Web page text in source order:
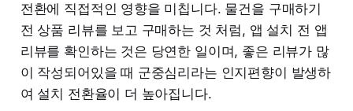
전환에 직접적인 영향을 미칩니다. 물건을 구매하기
전 상품 리뷰를 보고 구매하는 것 처럼, 앱 설치 전 앱
리뷰를 확인하는 것은 당연한 일이며, 좋은 리뷰가 많
이 작성되어있을 때 군중심리라는 인지편향이 발생하
여 설치 전환율이 더 높아집니다.